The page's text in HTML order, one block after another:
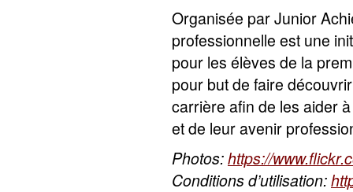
Organisée par Junior
professionnelle est une
pour les élèves de la
pour but de faire
carrière afin de les aider
et de leur avenir
Photos:https://
Conditions d’utilisation: